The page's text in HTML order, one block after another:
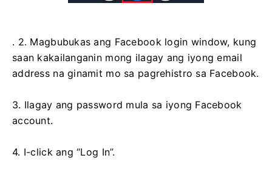
. 2. Magbubukas ang Facebook login window, kung
saan kakailanganin mong ilagay ang iyong email
address na ginamit mo sa pagrehistro sa Facebook.
3. Ilagay ang password mula sa iyong Facebook
account.
4. I-click ang “Log In”.